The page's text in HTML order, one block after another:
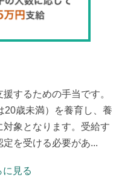
するための手当です。
20歳未満）を養育し、養
象となります。受給す
を受ける必要があ...
に見る